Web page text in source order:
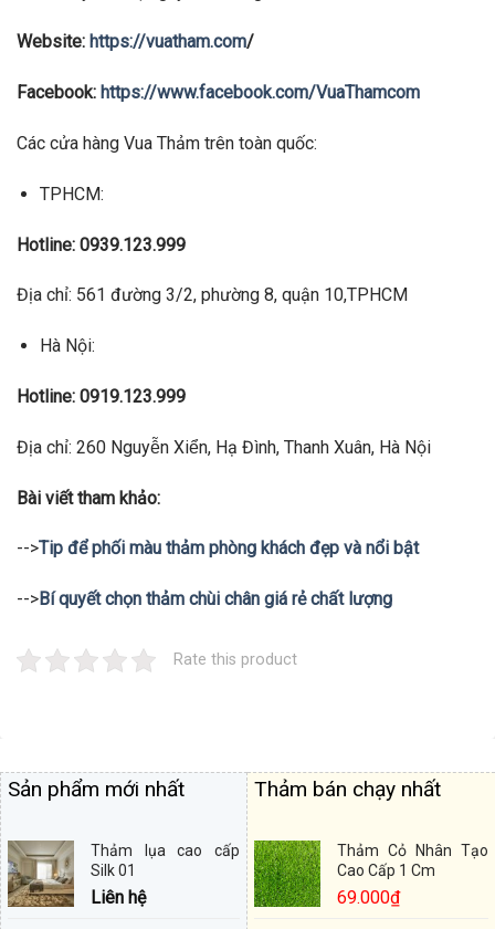
Website: https://vuatham.com/
Facebook: https://www.facebook.com/VuaThamcom
Các cửa hàng Vua Thảm trên toàn quốc:
TPHCM:
Hotline: 0939.123.999
Địa chỉ: 561 đường 3/2, phường 8, quận 10,TPHCM
Hà Nội:
Hotline: 0919.123.999
Địa chỉ: 260 Nguyễn Xiển, Hạ Đình, Thanh Xuân, Hà Nội
Bài viết tham khảo:
-->Tip để phối màu thảm phòng khách đẹp và nổi bật
-->Bí quyết chọn thảm chùi chân giá rẻ chất lượng
Rate this product
Sản phẩm mới nhất
Thảm lụa cao cấp
Silk 01
Liên hệ
Thảm bán chạy nhất
Thảm Cỏ Nhân Tạo
Cao Cấp 1 Cm
69.000₫